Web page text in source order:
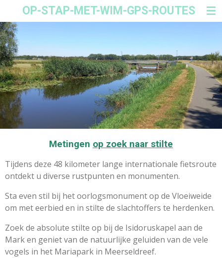
direct
naar
de
hoofdinhoud
OP-STAP-MET-WIM-GPS-ROUTES
Metingen op zoek naar stilte
Tijdens deze 48 kilometer lange internationale fietsroute
ontdekt u diverse rustpunten en monumenten.
Sta even stil bij het oorlogsmonument op de Vloeiweide
om met eerbied en in stilte de slachtoffers te herdenken.
Zoek de absolute stilte op bij de Isidoruskapel aan de
Mark en geniet van de natuurlijke geluiden van de vele
vogels in het Mariapark in Meerseldreef.